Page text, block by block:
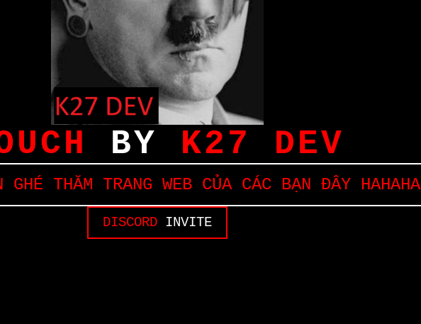
BY K27 DEV
THĂM TRANG WEB CỦA CÁC BẠN ĐÂY HAHAHA
DISCORD INVITE